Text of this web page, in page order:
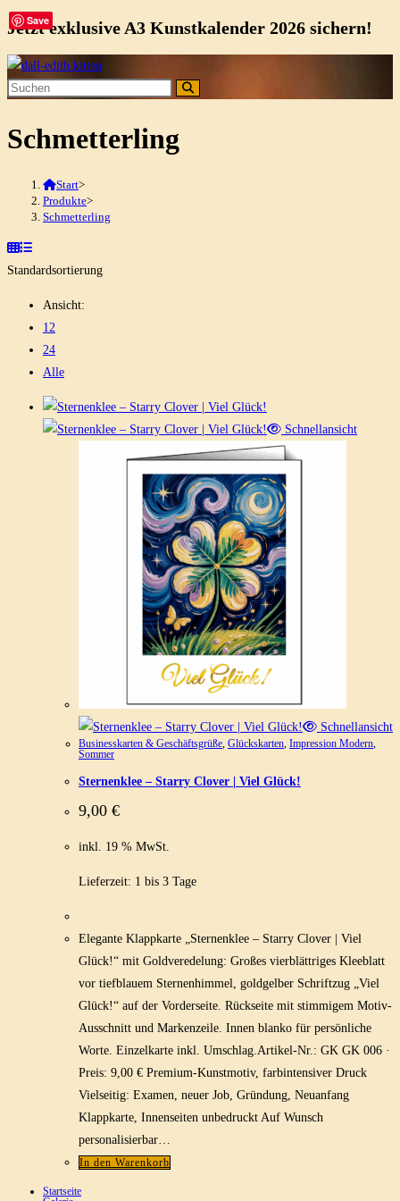
Zum
springen
Jetzt exklusive A3 Kunstkalender 2026 sichern!
Schmetterling
Start>
Produkte>
Schmetterling
Standardsortierung
Ansicht:
12
24
Alle
Save
Schnellansicht
Schnellansicht
Businesskarten & Geschäftsgrüße, Glückskarten, Impression Modern,
Sommer
Sternenklee – Starry Clover | Viel Glück!
9,00 €
inkl. 19 % MwSt.
Lieferzeit: 1 bis 3 Tage
Elegante Klappkarte „Sternenklee – Starry Clover | Viel
Glück!“ mit Goldveredelung: Großes vierblättriges Kleeblatt
vor tiefblauem Sternenhimmel, goldgelber Schriftzug „Viel
Glück!“ auf der Vorderseite. Rückseite mit stimmigem Motiv-
Ausschnitt und Markenzeile. Innen blanko für persönliche
Worte. Einzelkarte inkl. Umschlag.Artikel-Nr.: GK GK 006 ·
Preis: 9,00 € Premium-Kunstmotiv, farbintensiver Druck
Vielseitig: Examen, neuer Job, Gründung, Neuanfang
Klappkarte, Innenseiten unbedruckt Auf Wunsch
personalisierbar…
In den Warenkorb
Startseite